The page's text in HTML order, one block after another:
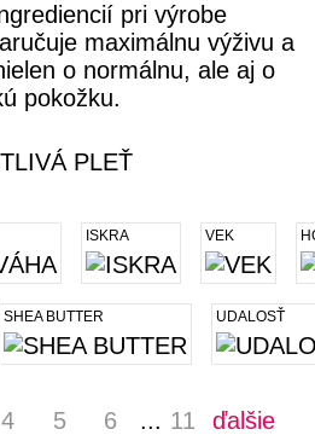
pri výrobe
maximálnu výživu a
o normálnu, ale aj o
pokožku.
ISKRA VEK
SHEA BUTTER UDALOSŤ
4 5 6 ... 11 ďalšie